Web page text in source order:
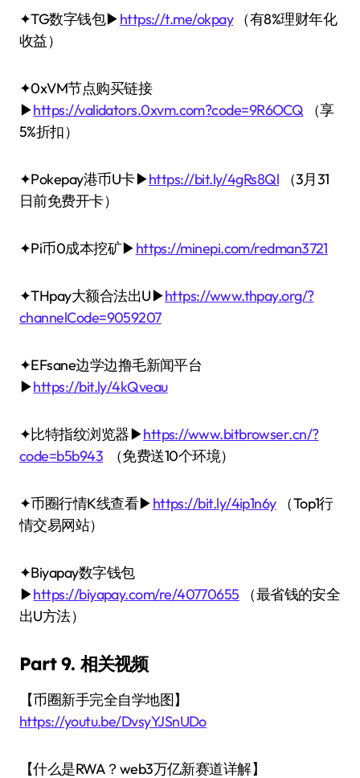
✦TG数字钱包▶https://t.me/okpay（有8%理财年化
收益）
✦0xVM节点购买链接
▶https://validators.0xvm.com?code=9R6OCQ （享
5%折扣）
✦Pokepay港币U卡▶https://bit.ly/4gRs8Ql （3月31
日前免费开卡）
✦Pi币0成本挖矿▶https://minepi.com/redman3721
✦THpay大额合法出U▶https://www.thpay.org/?
channelCode=9059207
✦EFsane边学边撸毛新闻平台
▶https://bit.ly/4kQveau
✦比特指纹浏览器▶https://www.bitbrowser.cn/?
code=b5b943 （免费送10个环境）
✦币圈行情K线查看▶https://bit.ly/4ip1n6y（Top1行
情交易网站）
✦Biyapay数字钱包
▶https://biyapay.com/re/40770655 （最省钱的安全
出U方法）
Part 9. 相关视频
【币圈新手完全自学地图】
https://youtu.be/DvsyYJSnUDo
【什么是RWA？web3万亿新赛道详解】